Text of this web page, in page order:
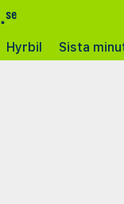
Hyrbil Sista